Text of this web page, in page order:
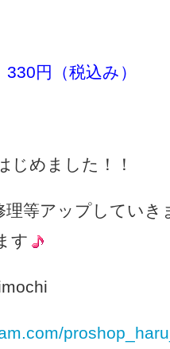
円（税込み）
じめました！！
理等アップしてい
す